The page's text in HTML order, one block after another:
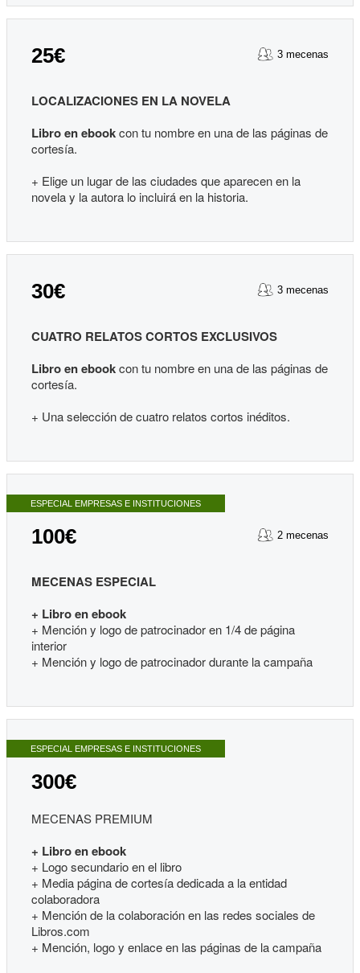
25€ 3 mecenas
LOCALIZACIONES EN LA NOVELA
Libro en ebookcon tu nombre en una de las páginas de
cortesía.
+ Elige un lugar de las ciudades que aparecen en la
novela y la autora lo incluirá en la historia.
30€ 3 mecenas
CUATRO RELATOS CORTOS EXCLUSIVOS
Libro en ebookcon tu nombre en una de las páginas de
cortesía.
+ Una selección de cuatro relatos cortos inéditos.
ESPECIAL EMPRESAS E INSTITUCIONES
100€ 2 mecenas
MECENAS ESPECIAL
+ Libro en ebook
+ Mención y logo de patrocinador en 1/4 de página
interior
+ Mención y logo de patrocinador durante la campaña
ESPECIAL EMPRESAS E INSTITUCIONES
300€
MECENAS PREMIUM
+ Libro en ebook
+ Logo secundario en el libro
+ Media página de cortesía dedicada a la entidad
colaboradora
+ Mención de la colaboración en las redes sociales de
Libros.com
+ Mención, logo y enlace en las páginas de la campaña